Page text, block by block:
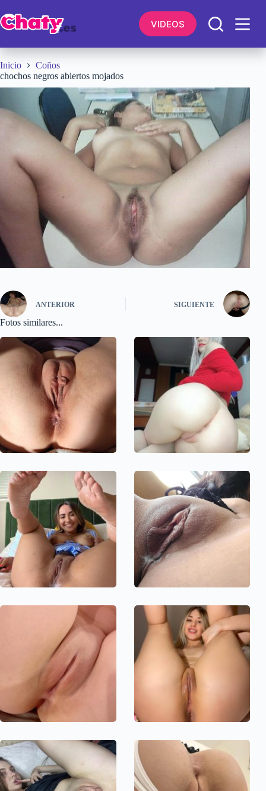
al
contenido
VIDEOS
Inicio
Coños
chochos negros abiertos mojados
ANTERIOR SIGUIENTE
Fotos similares...